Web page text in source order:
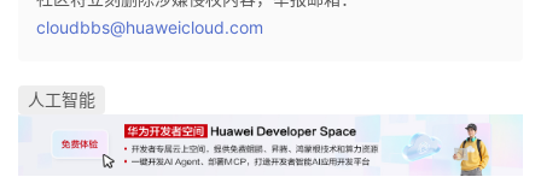
cloudbbs@huaweicloud.com
人工智能